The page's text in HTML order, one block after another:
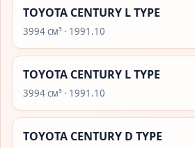
TOYOTA CENTURY L TYPE
3994 см³ · 1991.10
TOYOTA CENTURY L TYPE
3994 см³ · 1991.10
TOYOTA CENTURY D TYPE